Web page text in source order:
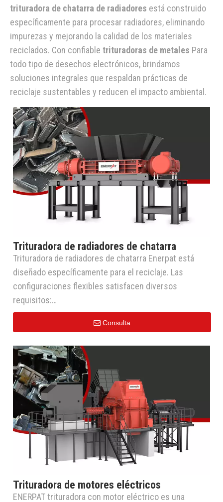
trituradora de chatarra de radiadores está construido
específicamente para procesar radiadores, eliminando
impurezas y mejorando la calidad de los materiales
reciclados. Con confiable trituradoras de metales Para
todo tipo de desechos electrónicos, brindamos
soluciones integrales que respaldan prácticas de
reciclaje sustentables y reducen el impacto ambiental.
Trituradora de radiadores de chatarra
Trituradora de radiadores de chatarra Enerpat está
diseñado específicamente para el reciclaje. Las
configuraciones flexibles satisfacen diversos
requisitos:
Trituradora de dos ejes: Realiza una trituración
preliminar, produciendo largas tiras de chatarra.
para garantizar una descarga uniforme y resultados de
trituración consistentes.
Trituradora de molino de martillos: Alta potencia y gran
capacidad, separando eficazmente metales (como
cobre y aluminio).
Proceso típico: Pretrituración (dos ejes/cuatro ejes)
→ Trituración con martillo, optimizando la separación
de metales de no metales.
Consulta
Trituradora de motores eléctricos
ENERPAT trituradora con motor eléctrico es una